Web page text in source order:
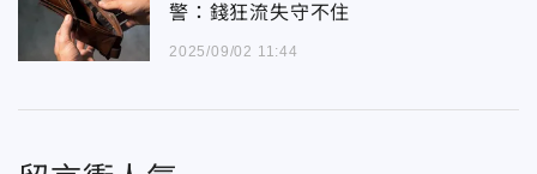
警：錢狂流失守不住
2025/09/02 11:44